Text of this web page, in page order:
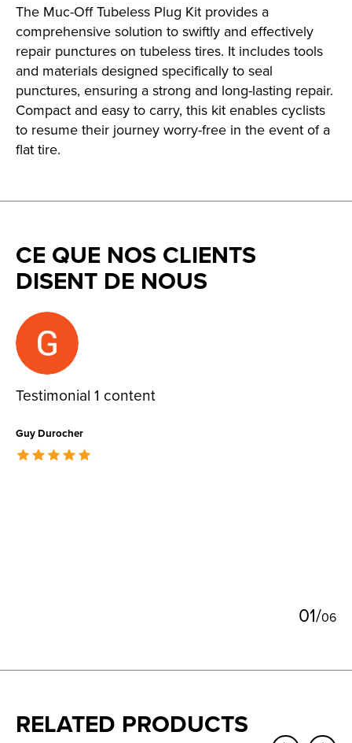
The Muc-Off Tubeless Plug Kit provides a
comprehensive solution to swiftly and effectively
repair punctures on tubeless tires. It includes tools
and materials designed specifically to seal
punctures, ensuring a strong and long-lasting repair.
Compact and easy to carry, this kit enables cyclists
to resume their journey worry-free in the event of a
flat tire.
CE QUE NOS CLIENTS
DISENT DE NOUS
Testimonial items
Testimonial 1 content
Guy Durocher
The rating of this product is
01/06
RELATED PRODUCTS